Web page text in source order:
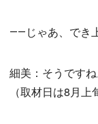
――じゃあ、でき
細美：そうです
（取材日は8月上